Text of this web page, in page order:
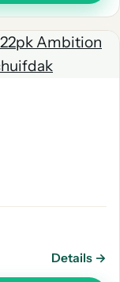
Details →